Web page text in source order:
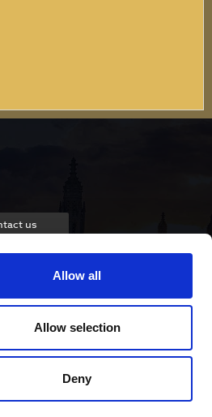
Allow all
Allow selection
Deny
us